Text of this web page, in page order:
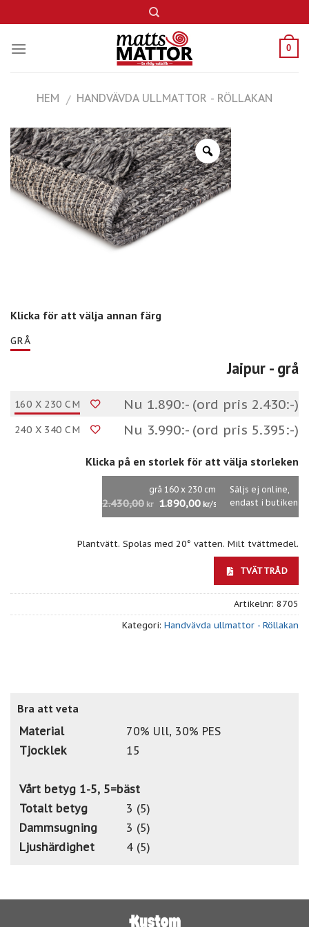
to
content
0
HEM / HANDVÄVDA ULLMATTOR - RÖLLAKAN
Klicka för att välja annan färg
GRÅ
Jaipur - grå
160 X 230 CM Nu 1.890:- (ord pris 2.430:-)
240 X 340 CM Nu 3.990:- (ord pris 5.395:-)
Klicka på en storlek för att välja storleken
grå 160 x 230 cm
2.430,00 kr 1.890,00 kr/st
Säljs ej online,
endast i butiken
Plantvätt. Spolas med 20° vatten. Milt tvättmedel.
TVÄTTRÅD
Artikelnr: 8705
Kategori: Handvävda ullmattor - Röllakan
Bra att veta
Material
70% Ull, 30% PES
Tjocklek
15
Vårt betyg 1-5, 5=bäst
Totalt betyg
3 (5)
Dammsugning
3 (5)
Ljushärdighet
4 (5)